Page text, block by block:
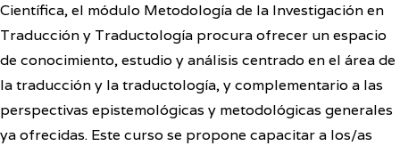
Científica, el módulo Metodología de la Investigación en
Traducción y Traductología procura ofrecer un espacio
de conocimiento, estudio y análisis centrado en el área de
la traducción y la traductología, y complementario a las
perspectivas epistemológicas y metodológicas generales
ya ofrecidas. Este curso se propone capacitar a los/as